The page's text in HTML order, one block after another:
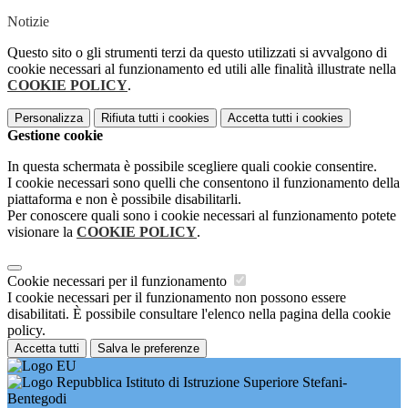
Notizie
Questo sito o gli strumenti terzi da questo utilizzati si avvalgono di
cookie necessari al funzionamento ed utili alle finalità illustrate nella
COOKIE POLICY.
Personalizza Rifiuta tutti i cookies Accetta tutti i cookies
Gestione cookie
In questa schermata è possibile scegliere quali cookie consentire.
I cookie necessari sono quelli che consentono il funzionamento della
piattaforma e non è possibile disabilitarli.
Per conoscere quali sono i cookie necessari al funzionamento potete
visionare la COOKIE POLICY.
Cookie necessari per il funzionamento
I cookie necessari per il funzionamento non possono essere
disabilitati. È possibile consultare l'elenco nella pagina della cookie
policy.
Accetta tutti Salva le preferenze
Istituto di Istruzione Superiore Stefani-
Bentegodi